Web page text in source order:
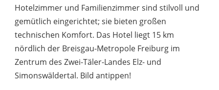
Hotelzimmer und Familienzimmer sind stilvoll und
gemütlich eingerichtet; sie bieten großen
technischen Komfort. Das Hotel liegt 15 km
nördlich der Breisgau-Metropole Freiburg im
Zentrum des Zwei-Täler-Landes Elz- und
Simonswäldertal. Bild antippen!